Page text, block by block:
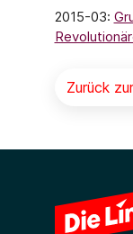
2015-03:
Zurück